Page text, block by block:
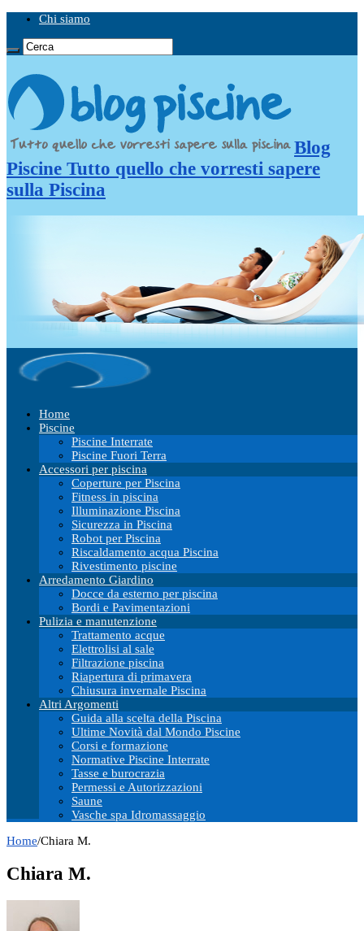
Chi siamo
Blog
Piscine Tutto quello che vorresti sapere
sulla Piscina
Home
Piscine
Piscine Interrate
Piscine Fuori Terra
Accessori per piscina
Coperture per Piscina
Fitness in piscina
Illuminazione Piscina
Sicurezza in Piscina
Robot per Piscina
Riscaldamento acqua Piscina
Rivestimento piscine
Arredamento Giardino
Docce da esterno per piscina
Bordi e Pavimentazioni
Pulizia e manutenzione
Trattamento acque
Elettrolisi al sale
Filtrazione piscina
Riapertura di primavera
Chiusura invernale Piscina
Altri Argomenti
Guida alla scelta della Piscina
Ultime Novità dal Mondo Piscine
Corsi e formazione
Normative Piscine Interrate
Tasse e burocrazia
Permessi e Autorizzazioni
Saune
Vasche spa Idromassaggio
Home/Chiara M.
Chiara M.